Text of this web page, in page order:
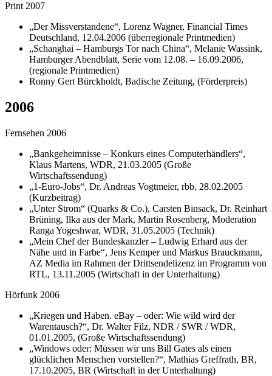
Print 2007
„Der Missverstandene“, Lorenz Wagner, Financial Times
Deutschland, 12.04.2006 (überregionale Printmedien)
„Schanghai – Hamburgs Tor nach China“, Melanie Wassink,
Hamburger Abendblatt, Serie vom 12.08. – 16.09.2006,
(regionale Printmedien)
Ronny Gert Bürckholdt, Badische Zeitung, (Förderpreis)
2006
Fernsehen 2006
„Bankgeheimnisse – Konkurs eines Computerhändlers“,
Klaus Martens, WDR, 21.03.2005 (Große
Wirtschaftssendung)
„1-Euro-Jobs“, Dr. Andreas Vogtmeier, rbb, 28.02.2005
(Kurzbeitrag)
„Unter Strom“ (Quarks & Co.), Carsten Binsack, Dr. Reinhart
Brüning, Ilka aus der Mark, Martin Rosenberg, Moderation
Ranga Yogeshwar, WDR, 31.05.2005 (Technik)
„Mein Chef der Bundeskanzler – Ludwig Erhard aus der
Nähe und in Farbe“, Jens Kemper und Markus Brauckmann,
AZ Media im Rahmen der Drittsendelizenz im Programm von
RTL, 13.11.2005 (Wirtschaft in der Unterhaltung)
Hörfunk 2006
„Kriegen und Haben. eBay – oder: Wie wild wird der
Warentausch?“, Dr. Walter Filz, NDR / SWR / WDR,
01.01.2005, (Große Wirtschaftssendung)
„Windows oder: Müssen wir uns Bill Gates als einen
glücklichen Menschen vorstellen?“, Mathias Greffrath, BR,
17.10.2005, BR (Wirtschaft in der Unterhaltung)